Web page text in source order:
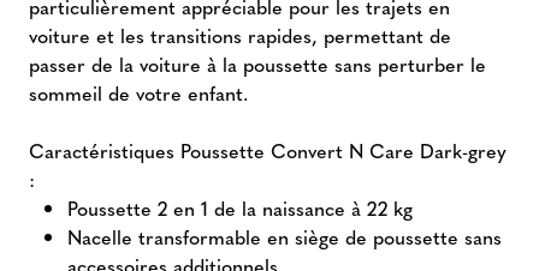
particulièrement appréciable pour les trajets en
voiture et les transitions rapides, permettant de
passer de la voiture à la poussette sans perturber le
sommeil de votre enfant.
Caractéristiques Poussette Convert N Care Dark-grey
:
Poussette 2 en 1 de la naissance à 22 kg
Nacelle transformable en siège de poussette sans
accessoires additionnels